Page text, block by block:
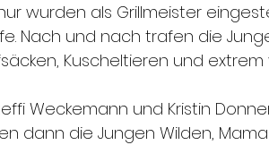
wurden als Grillmeister
Nach und nach trafen die
Kuscheltieren und extrem
Weckemann und Kristin
dann die Jungen Wilden,